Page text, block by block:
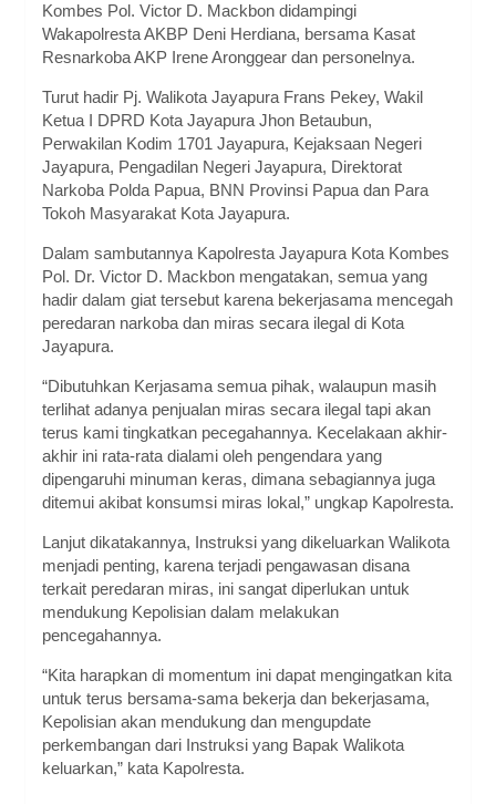
Kombes Pol. Victor D. Mackbon didampingi
Wakapolresta AKBP Deni Herdiana, bersama Kasat
Resnarkoba AKP Irene Aronggear dan personelnya.
Turut hadir Pj. Walikota Jayapura Frans Pekey, Wakil
Ketua I DPRD Kota Jayapura Jhon Betaubun,
Perwakilan Kodim 1701 Jayapura, Kejaksaan Negeri
Jayapura, Pengadilan Negeri Jayapura, Direktorat
Narkoba Polda Papua, BNN Provinsi Papua dan Para
Tokoh Masyarakat Kota Jayapura.
Dalam sambutannya Kapolresta Jayapura Kota Kombes
Pol. Dr. Victor D. Mackbon mengatakan, semua yang
hadir dalam giat tersebut karena bekerjasama mencegah
peredaran narkoba dan miras secara ilegal di Kota
Jayapura.
“Dibutuhkan Kerjasama semua pihak, walaupun masih
terlihat adanya penjualan miras secara ilegal tapi akan
terus kami tingkatkan pecegahannya. Kecelakaan akhir-
akhir ini rata-rata dialami oleh pengendara yang
dipengaruhi minuman keras, dimana sebagiannya juga
ditemui akibat konsumsi miras lokal,” ungkap Kapolresta.
Lanjut dikatakannya, Instruksi yang dikeluarkan Walikota
menjadi penting, karena terjadi pengawasan disana
terkait peredaran miras, ini sangat diperlukan untuk
mendukung Kepolisian dalam melakukan
pencegahannya.
“Kita harapkan di momentum ini dapat mengingatkan kita
untuk terus bersama-sama bekerja dan bekerjasama,
Kepolisian akan mendukung dan mengupdate
perkembangan dari Instruksi yang Bapak Walikota
keluarkan,” kata Kapolresta.